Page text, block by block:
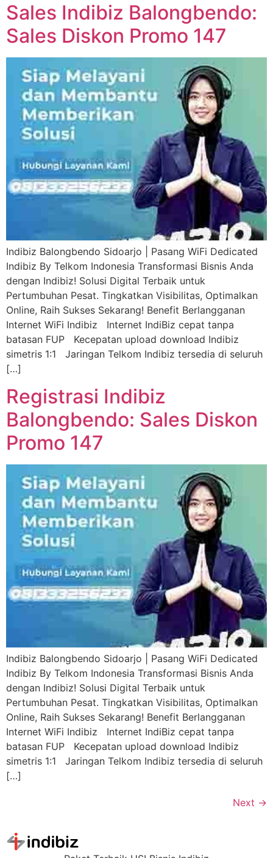
Sales Indibiz Balongbendo:
Sales Diskon Promo 147
Indibiz Balongbendo Sidoarjo | Pasang WiFi Dedicated
Indibiz By Telkom Indonesia Transformasi Bisnis Anda
dengan Indibiz! Solusi Digital Terbaik untuk
Pertumbuhan Pesat. Tingkatkan Visibilitas, Optimalkan
Online, Raih Sukses Sekarang! Benefit Berlangganan
Internet WiFi Indibiz Internet IndiBiz cepat tanpa
batasan FUP Kecepatan upload download Indibiz
simetris 1:1 Jaringan Telkom Indibiz tersedia di seluruh
[…]
Registrasi Indibiz
Balongbendo: Sales Diskon
Promo 147
Indibiz Balongbendo Sidoarjo | Pasang WiFi Dedicated
Indibiz By Telkom Indonesia Transformasi Bisnis Anda
dengan Indibiz! Solusi Digital Terbaik untuk
Pertumbuhan Pesat. Tingkatkan Visibilitas, Optimalkan
Online, Raih Sukses Sekarang! Benefit Berlangganan
Internet WiFi Indibiz Internet IndiBiz cepat tanpa
batasan FUP Kecepatan upload download Indibiz
simetris 1:1 Jaringan Telkom Indibiz tersedia di seluruh
[…]
Next →